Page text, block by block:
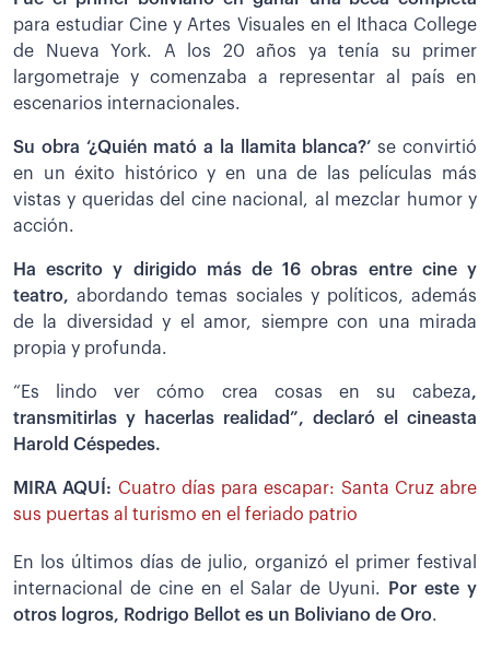
para estudiar Cine y Artes Visuales en el Ithaca College
de Nueva York. A los 20 años ya tenía su primer
largometraje y comenzaba a representar al país en
escenarios internacionales.
Su obra ‘¿Quién mató a la llamita blanca?’se convirtió
en un éxito histórico y en una de las películas más
vistas y queridas del cine nacional, al mezclar humor y
acción.
Ha escrito y dirigido más de 16 obras entre cine y
teatro, abordando temas sociales y políticos, además
de la diversidad y el amor, siempre con una mirada
propia y profunda.
“Es lindo ver cómo crea cosas en su cabeza,
transmitirlas y hacerlas realidad”, declaró el cineasta
Harold Céspedes.
MIRA AQUÍ: Cuatro días para escapar: Santa Cruz abre
sus puertas al turismo en el feriado patrio
En los últimos días de julio, organizó el primer festival
internacional de cine en el Salar de Uyuni.
Por este y
otros logros, Rodrigo Bellot es un Boliviano de Oro.